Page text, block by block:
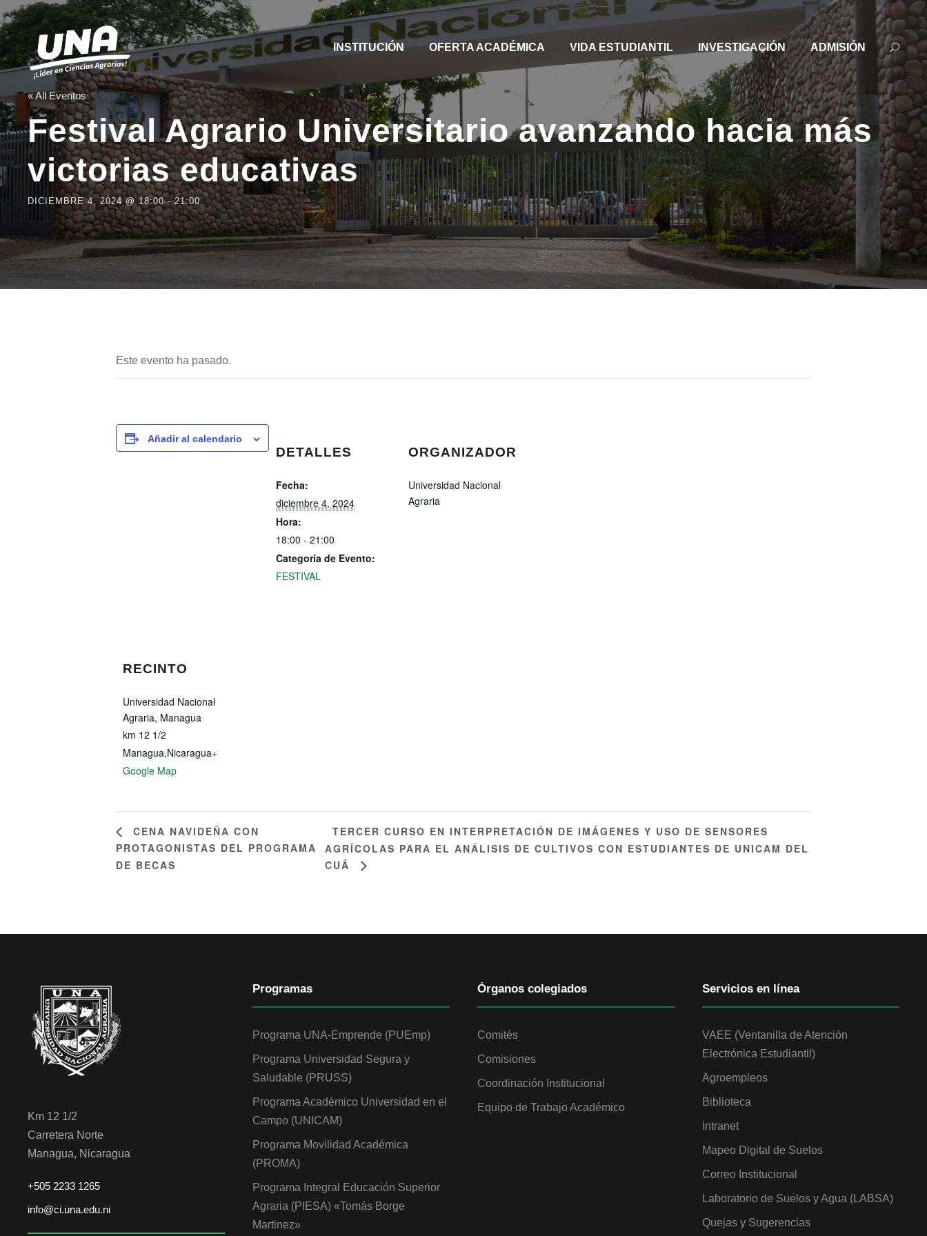
INSTITUCIÓN OFERTA ACADÉMICA VIDA ESTUDIANTIL INVESTIGACIÓN ADMISIÓN
« All Eventos
Festival Agrario Universitario avanzando hacia más
victorias educativas
DICIEMBRE 4, 2024 @ 18:00-21:00
Este evento ha pasado.
Añadir al calendario
DETALLES
Fecha:
diciembre 4, 2024
Hora:
18:00 - 21:00
Categoría de Evento:
FESTIVAL
ORGANIZADOR
Universidad Nacional
Agraria
RECINTO
Universidad Nacional
Agraria, Managua
km 12 1/2
Managua,Nicaragua+
Google Map
CENA NAVIDEÑA CON
PROTAGONISTAS DEL PROGRAMA
DE BECAS
TERCER CURSO EN INTERPRETACIÓN DE IMÁGENES Y USO DE SENSORES
AGRÍCOLAS PARA EL ANÁLISIS DE CULTIVOS CON ESTUDIANTES DE UNICAM DEL
CUÁ
Km 12 1/2
Carretera Norte
Managua, Nicaragua
+505 2233 1265
info@ci.una.edu.ni
Programas
Programa UNA-Emprende (PUEmp)
Programa Universidad Segura y
Saludable (PRUSS)
Programa Académico Universidad en el
Campo (UNICAM)
Programa Movilidad Académica
(PROMA)
Programa Integral Educación Superior
Agraria (PIESA) «Tomás Borge
Martinez»
Órganos colegiados
Comités
Comisiones
Coordinación Institucional
Equipo de Trabajo Académico
Servicios en línea
VAEE (Ventanilla de Atención
Electrónica Estudiantil)
Agroempleos
Biblioteca
Intranet
Mapeo Digital de Suelos
Correo Institucional
Laboratorio de Suelos y Agua (LABSA)
Quejas y Sugerencias